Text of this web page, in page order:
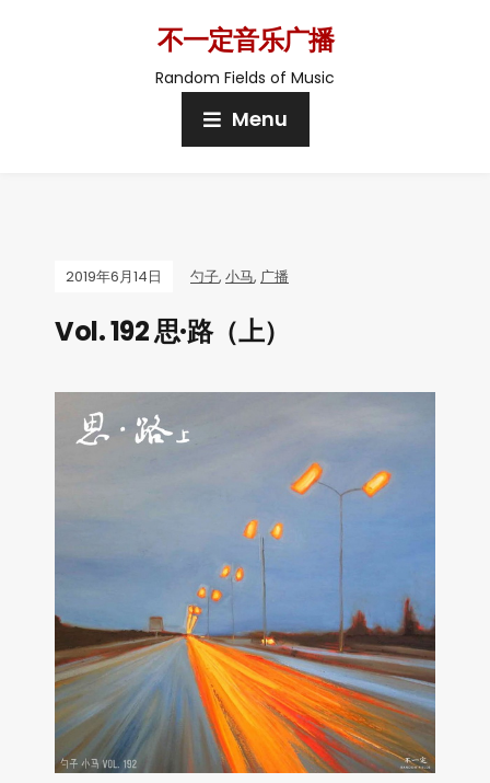
不一定音乐广播
Random Fields of Music
Menu
2019年6月14日 勺子, 小马, 广播
Vol. 192 思·路（上）